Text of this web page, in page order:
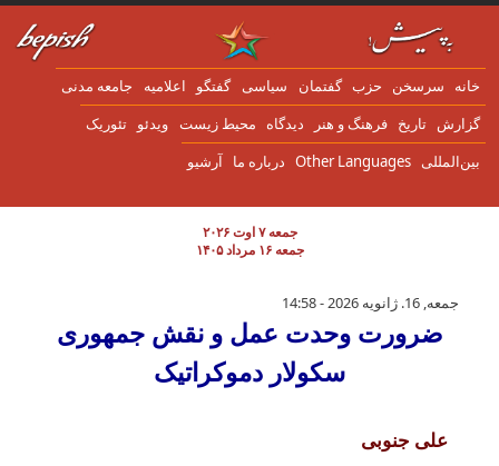
به محتوای اصلی
سرسخن حزب گفتمان سياسی گفتگو اعلاميه جامعه مدنی
تاریخ فرهنگ و هنر دیدگاه محیط زیست ویدئو تئوریک
Other Languages درباره ما آرشیو
جمعه ۷ اوت ۲۰۲۶
جمعه ۱۶ مرداد ۱۴۰۵
ضرورت وحدت عمل و نقش جمهوری سکولار
جمعه, 16. ژانویه 2026 - 14:58
ضرورت وحدت عمل و نقش جمهوری
سکولار دموکراتیک
علی جنوبی